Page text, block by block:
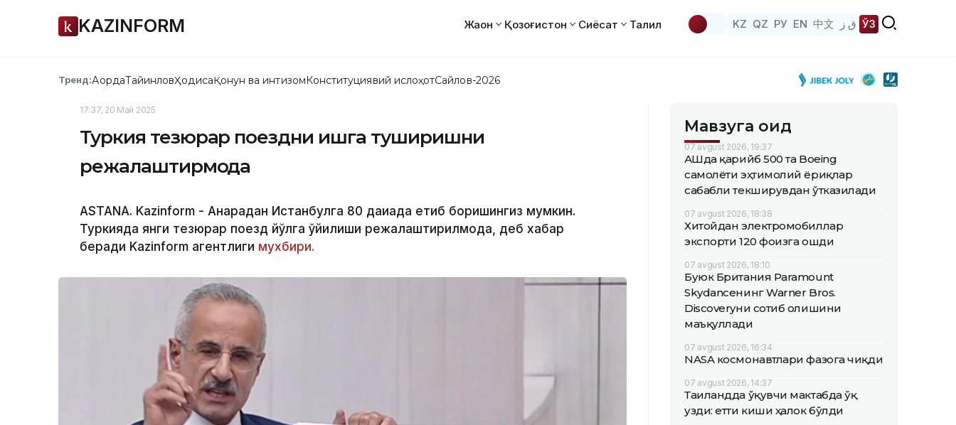
KAZINFORM Жаҳон Қозоғистон Сиёсат Таҳлил KZ QZ РУ EN 中文 ق ز ЎЗ
Тренд:АқордаТайинловҲодисаҚонун ва интизомКонституциявий ислоҳотСайлов-2026
17:37, 20 Май 2025
Туркия тезюрар поездни ишга туширишни
режалаштирмоқда
ASTANA. Kazinform - Анқарадан Истанбулга 80 дақиқада етиб боришингиз мумкин.
Туркияда янги тезюрар поезд йўлга қўйилиши режалаштирилмоқда, деб хабар
беради Kazinform агентлиги мухбири.
Мавзуга оид
07 avgust 2026, 19:37
АҚШда қарийб 500 та Boeing
самолёти эҳтимолий ёриқлар
сабабли текширувдан ўтказилади
07 avgust 2026, 18:38
Хитойдан электромобиллар
экспорти 120 фоизга ошди
07 avgust 2026, 18:10
Буюк Британия Paramount
Skydanceнинг Warner Bros.
Discoveryни сотиб олишини
маъқуллади
07 avgust 2026, 16:34
NASA космонавтлари фазога чиқди
07 avgust 2026, 14:37
Таиландда ўқувчи мактабда ўқ
узди: етти киши ҳалок бўлди